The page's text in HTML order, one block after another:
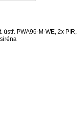
ústř. PWA96-M-WE, 2x PIR,